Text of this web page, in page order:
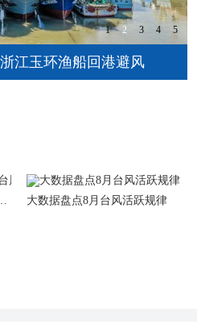
江玉环渔船回港避风
1 2 3 4 5
发布台风黄色预警 大数据盘点8月台风活跃规律